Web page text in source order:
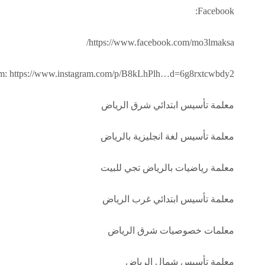
Facebook:
https://www.facebook.com/mo3lmaksa/
https://www.instagram.com/p/B8kLhPlh…d=6g8rxtcwbdy2
معلمة تأسيس ابتدائي شرق الرياض
معلمة تأسيس لغة انجليزية بالرياض
معلمة رياضيات بالرياض تجي للبيت
معلمة تأسيس ابتدائي غرب الرياض
معلمات خصوصيات شرق الرياض
معلمة تأسيس شمال الرياض